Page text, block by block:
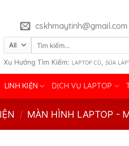
cskhmaytinh@gmail.com
Tìm
Xu Hướng Tìm Kiếm: LAPTOP CŨ, SỬA
LINH KIỆN DỊCH VỤ LAPTOP
/ MÀN HÌNH LAPTOP -